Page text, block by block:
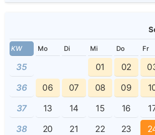
KW Mo Di Mi Do Fr
35 01 02
36 06 07 08 09
37 13 14 15 16
38 20 21 22 23